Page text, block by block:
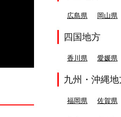
広島県 岡山県
四国地方
香川県 愛媛県
九州・沖縄
福岡県 佐賀県